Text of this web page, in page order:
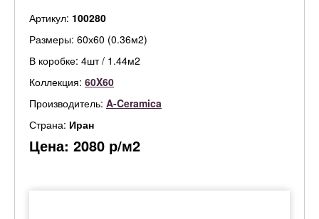
Артикул: 100280
Размеры: 60х60 (0.36м2)
В коробке: 4шт / 1.44м2
Коллекция: 60X60
Производитель: A-Ceramica
Страна: Иран
Цена: 2080 р/м2